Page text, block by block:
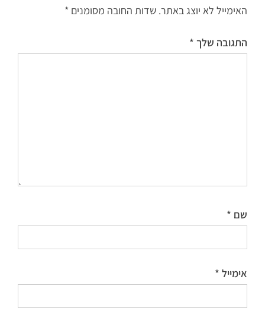
האימייל לא יוצג באתר. שדות החובה מסומנים *
התגובה שלך *
שם *
אימייל *